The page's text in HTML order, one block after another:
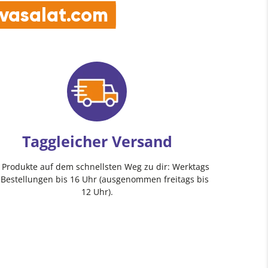
Taggleicher Versand
auf dem schnellsten Weg zu dir: Werktags
bis 16 Uhr (ausgenommen freitags bis
12 Uhr).